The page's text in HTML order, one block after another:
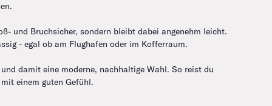
und Bruchsicher, sondern bleibt dabei angenehm leicht.
- egal ob am Flughafen oder im Kofferraum.
damit eine moderne, nachhaltige Wahl. So reist du
einem guten Gefühl.